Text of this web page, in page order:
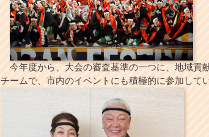
今年度から、大会の審査基準の一つに、地域貢
チームで、市内のイベントにも積極的に参加して